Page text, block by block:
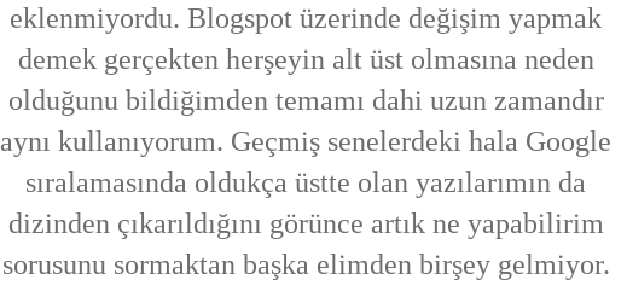
eklenmiyordu. Blogspot üzerinde değişim yapmak
demek gerçekten herşeyin alt üst olmasına neden
olduğunu bildiğimden temamı dahi uzun zamandır
aynı kullanıyorum. Geçmiş senelerdeki hala Google
sıralamasında oldukça üstte olan yazılarımın da
dizinden çıkarıldığını görünce artık ne yapabilirim
sorusunu sormaktan başka elimden birşey gelmiyor.